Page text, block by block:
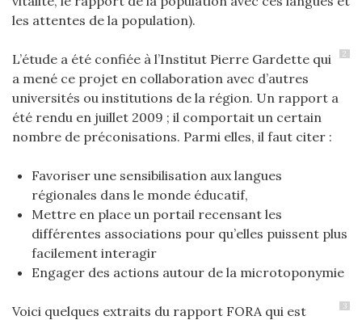
les attentes de la population).
2
L’étude a été confiée à l’Institut Pierre Gardette qui
a mené ce projet en collaboration avec d’autres
universités ou institutions de la région. Un rapport a
été rendu en juillet 2009 ; il comportait un certain
nombre de préconisations. Parmi elles, il faut citer :
Favoriser une sensibilisation aux langues
régionales dans le monde éducatif,
Mettre en place un portail recensant les
différentes associations pour qu’elles puissent plus
facilement interagir
Engager des actions autour de la microtoponymie
3
Voici quelques extraits du rapport FORA qui est